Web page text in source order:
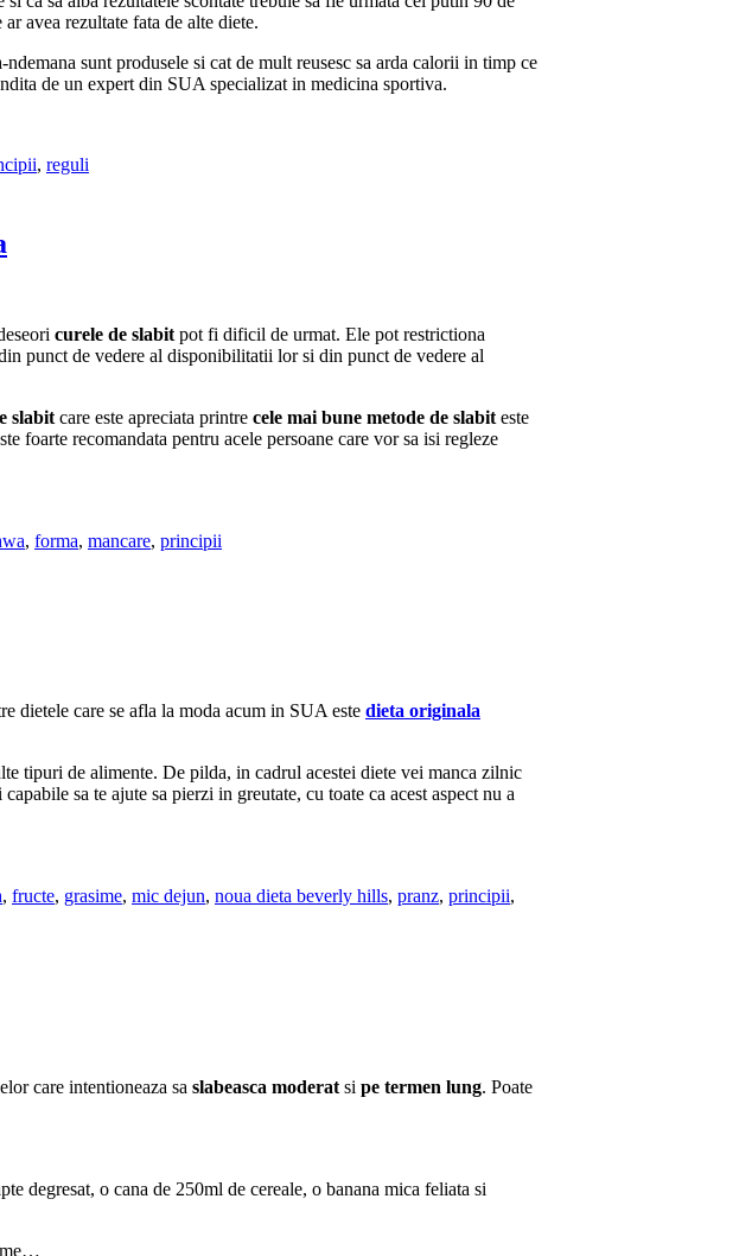
avea rezultate fata de alte diete.
sunt produsele si cat de mult reusesc sa arda calorii in timp ce
de un expert din SUA specializat in medicina sportiva.
, reguli
curele de slabit pot fi dificil de urmat. Ele pot restrictiona
punct de vedere al disponibilitatii lor si din punct de vedere al
slabit care este apreciata printre cele mai bune metode de slabit este
foarte recomandata pentru acele persoane care vor sa isi regleze
, forma, mancare, principii
dietele care se afla la moda acum in SUA este dieta originala
tipuri de alimente. De pilda, in cadrul acestei diete vei manca zilnic
sa te ajute sa pierzi in greutate, cu toate ca acest aspect nu a
, fructe, grasime, mic dejun, noua dieta beverly hills, pranz, principii,
care intentioneaza sa slabeasca moderat si pe termen lung. Poate
degresat, o cana de 250ml de cereale, o banana mica feliata si